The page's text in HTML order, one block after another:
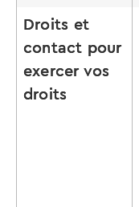
Droits et
contact pour
exercer vos
droits